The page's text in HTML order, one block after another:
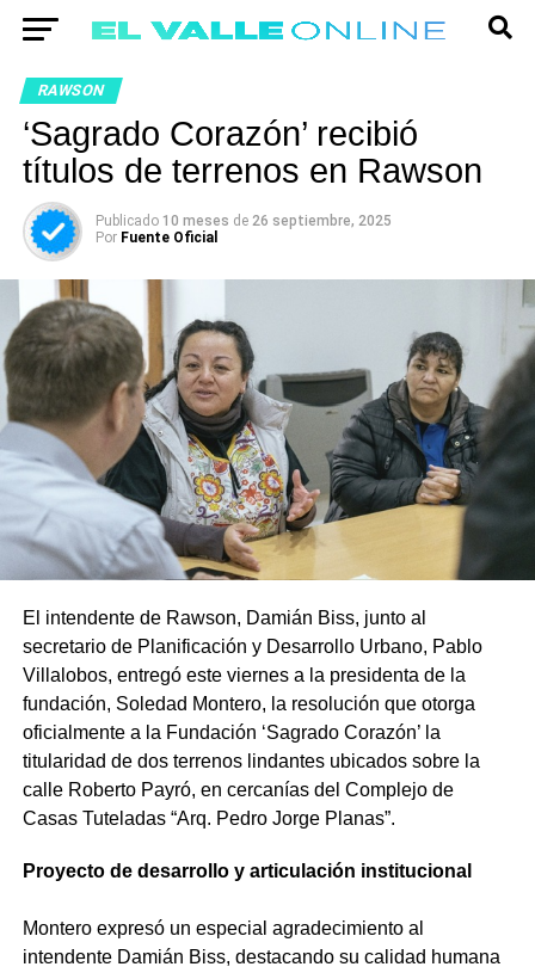
RAWSON
‘Sagrado Corazón’ recibió
títulos de terrenos en Rawson
Publicado 10 meses de 26 septiembre, 2025
Por Fuente Oficial
El intendente de Rawson, Damián Biss, junto al
secretario de Planificación y Desarrollo Urbano, Pablo
Villalobos, entregó este viernes a la presidenta de la
fundación, Soledad Montero, la resolución que otorga
oficialmente a la Fundación ‘Sagrado Corazón’ la
titularidad de dos terrenos lindantes ubicados sobre la
calle Roberto Payró, en cercanías del Complejo de
Casas Tuteladas “Arq. Pedro Jorge Planas”.
Proyecto de desarrollo y articulación institucional
Montero expresó un especial agradecimiento al
intendente Damián Biss, destacando su calidad humana